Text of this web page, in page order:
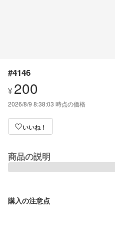
#4146
¥ 200
2026/8/9 8:38:03 時点の価格
いいね！
商品の説明
購入の注意点